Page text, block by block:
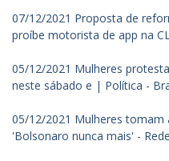
07/12/2021 Proposta de
proíbe motorista de app na
05/12/2021 Mulheres
neste sábado e | Política -
05/12/2021 Mulheres tomam
'Bolsonaro nunca mais' -